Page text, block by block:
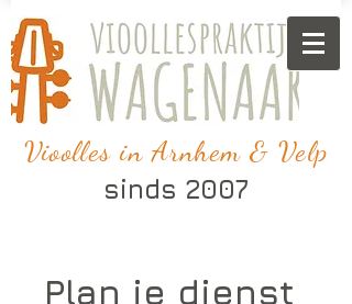
Vioolles in Arnhem & Velp
sinds 2007
Plan je dienst